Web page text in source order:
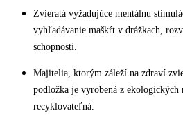
Zvieratá vyžadujúce mentálnu
vyhľadávanie maškŕt v drážkach,
schopnosti.
Majitelia, ktorým záleží na zdraví
podložka je vyrobená z ekologických
recyklovateľná.